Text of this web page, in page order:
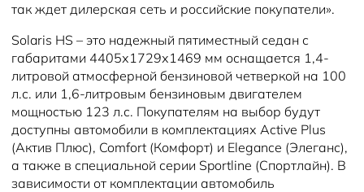
так ждет дилерская сеть и российские покупатели».
Solaris HS – это надежный пятиместный седан с
габаритами 4405х1729х1469 мм оснащается 1,4-
литровой атмосферной бензиновой четверкой на 100
л.с. или 1,6-литровым бензиновым двигателем
мощностью 123 л.с. Покупателям на выбор будут
доступны автомобили в комплектациях Active Plus
(Актив Плюс), Comfort (Комфорт) и Elegance (Элеганс),
а также в специальной серии Sportline (Спортлайн). В
зависимости от комплектации автомобиль